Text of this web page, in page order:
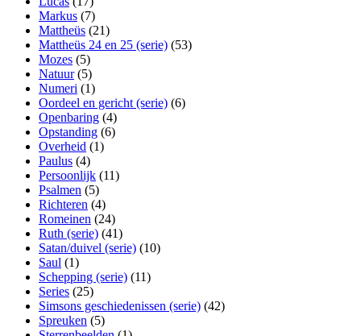
Markus (7)
Mattheüs (21)
Mattheüs 24 en 25 (serie) (53)
Mozes (5)
Natuur(5)
Numeri (1)
Oordeel en gericht (serie) (6)
Openbaring (4)
Opstanding (6)
Overheid (1)
Paulus (4)
Persoonlijk (11)
Psalmen (5)
Richteren (4)
Romeinen (24)
Ruth (serie) (41)
Satan/duivel (serie) (10)
Saul (1)
Schepping (serie) (11)
Series (25)
Simsons geschiedenissen (serie) (42)
Spreuken (5)